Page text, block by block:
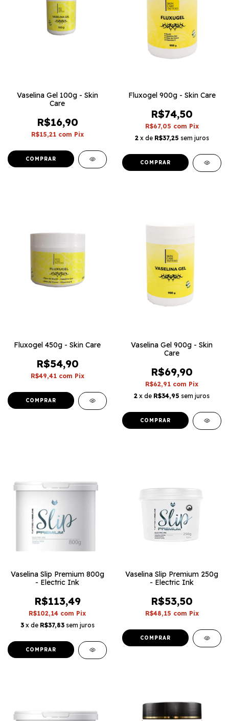
Vaselina Gel 100g - Skin
Care
R$16,90
R$15,21 com Pix
Fluxogel 900g - Skin Care
R$74,50
R$67,05 com Pix
2 x de R$37,25 sem juros
Fluxogel 450g - Skin Care
R$54,90
R$49,41 com Pix
Vaselina Gel 900g - Skin
Care
R$69,90
R$62,91 com Pix
2 x de R$34,95 sem juros
Vaselina Slip Premium 800g
- Electric Ink
R$113,49
R$102,14 com Pix
3 x de R$37,83 sem juros
Vaselina Slip Premium 250g
- Electric Ink
R$53,50
R$48,15 com Pix